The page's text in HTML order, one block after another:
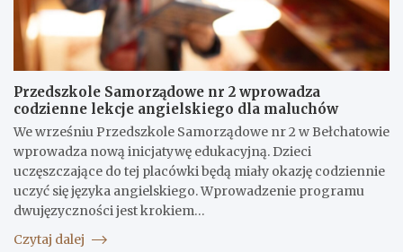
Przedszkole Samorządowe nr 2 wprowadza
codzienne lekcje angielskiego dla maluchów
We wrześniu Przedszkole Samorządowe nr 2 w Bełchatowie
wprowadza nową inicjatywę edukacyjną. Dzieci
uczęszczające do tej placówki będą miały okazję codziennie
uczyć się języka angielskiego. Wprowadzenie programu
dwujęzyczności jest krokiem…
Czytaj dalej